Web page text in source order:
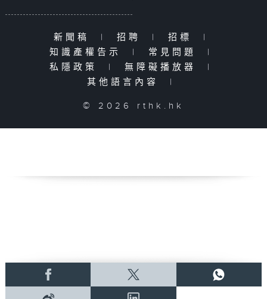
新聞稿 | 招聘 | 招標
|
知識產權告示
| 常見問題
|
私隱政策
| 無障礙播放器
|
其他語言內容
|
© 2026 rthk.hk